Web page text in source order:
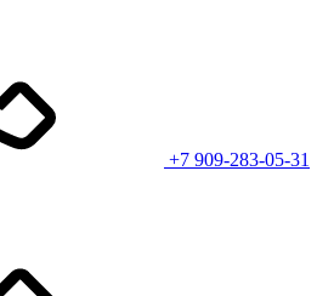
+7 909-283-05-31